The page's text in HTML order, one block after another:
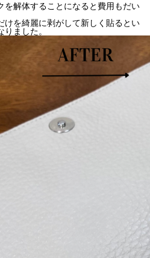
を解体することになると費用もだい
けを綺麗に剥がして新しく貼るとい
ました。